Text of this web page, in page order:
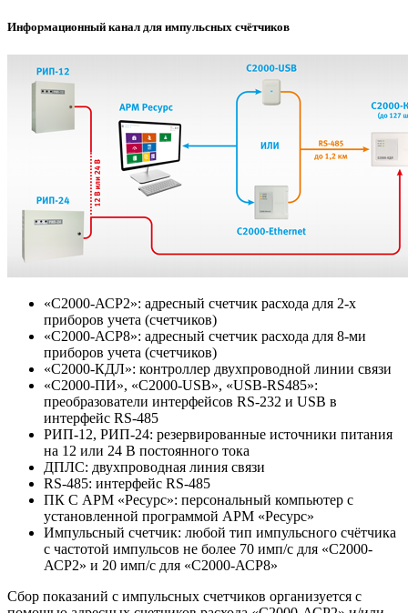
Информационный канал для импульсных счётчиков
«С2000-АСР2»: адресный счетчик расхода для 2-х
приборов учета (счетчиков)
«С2000-АСР8»: адресный счетчик расхода для 8-ми
приборов учета (счетчиков)
«С2000-КДЛ»: контроллер двухпроводной линии связи
«С2000-ПИ», «С2000-USB», «USB-RS485»:
преобразователи интерфейсов RS-232 и USB в
интерфейс RS-485
РИП-12, РИП-24: резервированные источники питания
на 12 или 24 В постоянного тока
ДПЛС: двухпроводная линия связи
RS-485: интерфейс RS-485
ПК С АРМ «Ресурс»: персональный компьютер с
установленной программой АРМ «Ресурс»
Импульсный счетчик: любой тип импульсного счётчика
с частотой импульсов не более 70 имп/с для «С2000-
АСР2» и 20 имп/с для «С2000-АСР8»
Сбор показаний с импульсных счетчиков организуется с